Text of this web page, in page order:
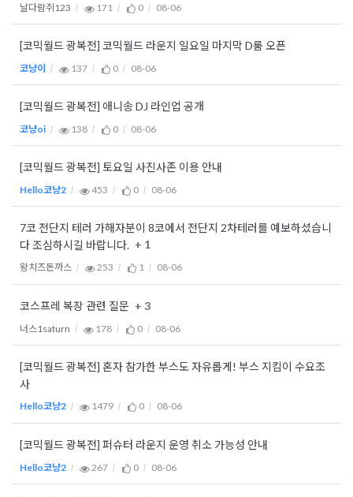
날다람쥐123 171 0 08-06
[코믹월드 광복전] 코믹월드 라운지 일요일 마지막 D룸 오픈
코냥이 137 0 08-06
[코믹월드 광복전] 애니송 DJ 라인업 공개
코냥oi 138 0 08-06
[코믹월드 광복전] 토요일 사진사존 이용 안내
Hello코냥2 453 0 08-06
7코 전단지 테러 가해자분이 8코에서 전단지 2차테러를 예보하셨습니
다 조심하시길 바랍니다. + 1
왕치즈돈까스 253 1 08-06
코스프레 복장 관련 질문 + 3
너스1saturn 178 0 08-06
[코믹월드 광복전] 혼자 참가한 부스도 자유롭게! 부스 지킴이 수요조
사
Hello코냥2 1479 0 08-06
[코믹월드 광복전] 퍼슈터 라운지 운영 취소 가능성 안내
Hello코냥2 267 0 08-06